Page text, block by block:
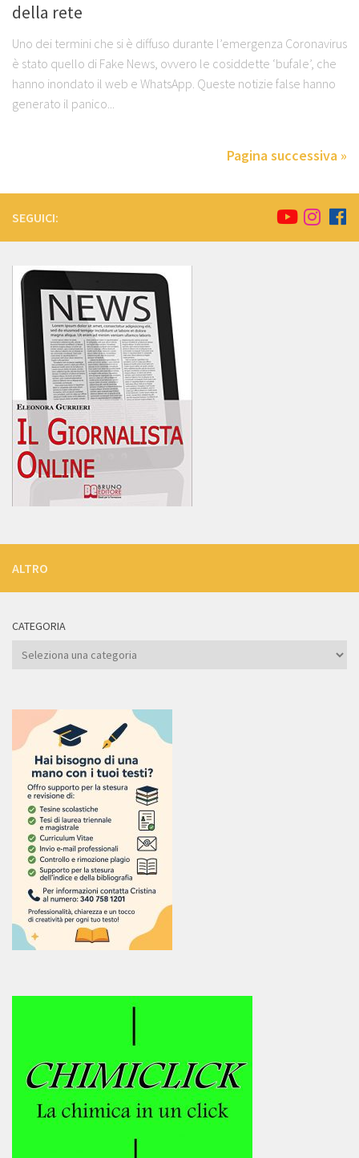
della rete
Uno dei termini che si è diffuso durante l’emergenza Coronavirus
è stato quello di Fake News, ovvero le cosiddette ‘bufale’, che
hanno inondato il web e WhatsApp. Queste notizie false hanno
generato il panico...
Pagina successiva »
SEGUICI:
ALTRO
CATEGORIA
Categoria